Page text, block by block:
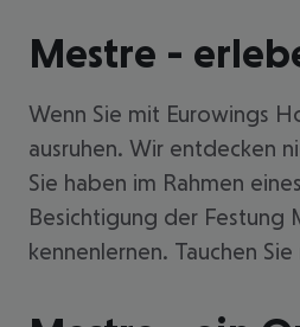
Mestre -
Wenn Sie mit Eurowings
ausruhen. Wir entdecken
Sie haben im Rahmen
Besichtigung der Festung
kennenlernen. Tauchen